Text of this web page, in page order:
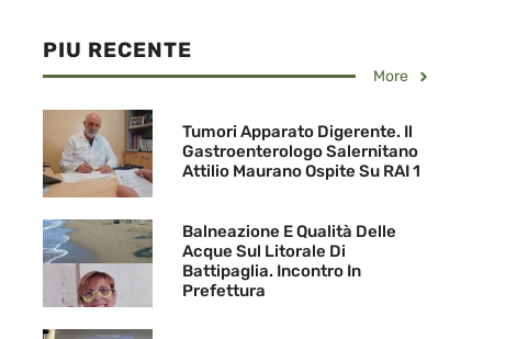
PIU RECENTE
More
Tumori Apparato Digerente. Il
Gastroenterologo Salernitano
Attilio Maurano Ospite Su RAI 1
Balneazione E Qualità Delle
Acque Sul Litorale Di
Battipaglia. Incontro In
Prefettura